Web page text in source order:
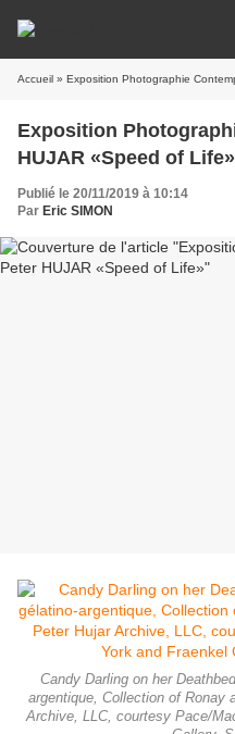
Accueil » Exposition Photographie
Exposition
HUJAR «Speed of Life»
Publié le 20/11/2019 à 10:14
Par Eric SIMON
Candy Darling on her
argentique, Collection of Ronay
Archive, LLC, courtesy Pace/